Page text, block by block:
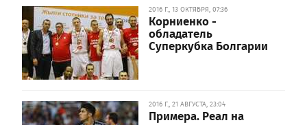
2016 Г., 13 ОКТЯБРЯ, 07:36
Корниенко -
обладатель
Суперкубка Болгарии
2016 Г., 21 АВГУСТА, 23:04
Примера. Реал на